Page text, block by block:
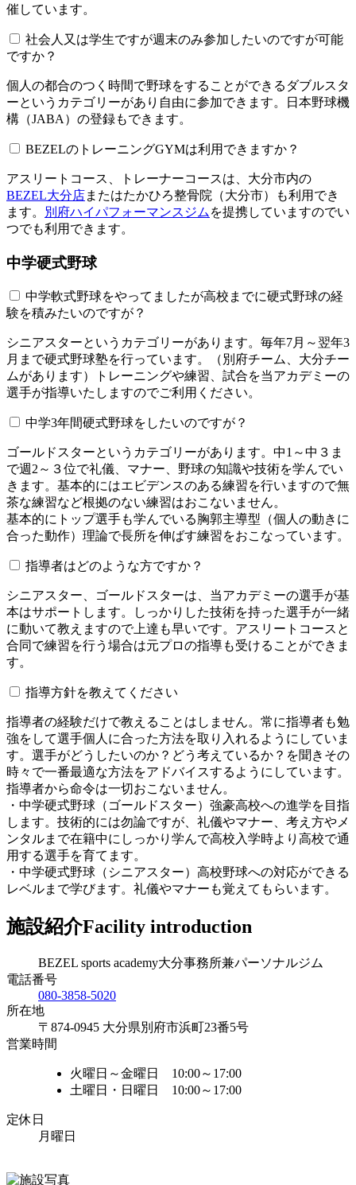
催しています。
社会人又は学生ですが週末のみ参加したいのですが可能
ですか？
個人の都合のつく時間で野球をすることができるダブルスタ
ーというカテゴリーがあり自由に参加できます。日本野球機
構（JABA）の登録もできます。
BEZELのトレーニングGYMは利用できますか？​​​​​
アスリートコース、トレーナーコースは、大分市内の
BEZEL大分店またはたかひろ整骨院（大分市）も利用でき
ます。
別府ハイパフォーマンスジム を提携していますのでい
つでも利用できます。
中学硬式野球
中学軟式野球をやってましたが高校までに硬式野球の経
験を積みたいのですが？
シニアスターというカテゴリーがあります。毎年7月～翌年3
月まで硬式野球塾を行っています。（別府チーム、大分チー
ムがあります）トレーニングや練習、試合を当アカデミーの
選手が指導いたしますのでご利用ください。
中学3年間硬式野球をしたいのですが？
ゴールドスターというカテゴリーがあります。中1～中３ま
で週2～３位で礼儀、マナー、野球の知識や技術を学んでい
きます。基本的にはエビデンスのある練習を行いますので無
茶な練習など根拠のない練習はおこないません。
基本的にトップ選手も学んでいる胸郭主導型（個人の動きに
合った動作）理論で長所を伸ばす練習をおこなっています。
指導者はどのような方ですか？
シニアスター、ゴールドスターは、当アカデミーの選手が基
本はサポートします。しっかりした技術を持った選手が一緒
に動いて教えますので上達も早いです。アスリートコースと
合同で練習を行う場合は元プロの指導も受けることができま
す。
指導方針を教えてください
指導者の経験だけで教えることはしません。常に指導者も勉
強をして選手個人に合った方法を取り入れるようにしていま
す。選手がどうしたいのか？どう考えているか？を聞きその
時々で一番最適な方法をアドバイスするようにしています。
指導者から命令は一切おこないません。
・中学硬式野球（ゴールドスター）強豪高校への進学を目指
します。技術的には勿論ですが、礼儀やマナー、考え方やメ
ンタルまで在籍中にしっかり学んで高校入学時より高校で通
用する選手を育てます。
・中学硬式野球（シニアスター）高校野球への対応ができる
レベルまで学びます。礼儀やマナーも覚えてもらいます。
施設紹介Facility introduction
BEZEL sports academy大分事務所兼パーソナルジム
電話番号
080-3858-5020
所在地
〒874-0945 大分県別府市浜町23番5号
営業時間
火曜日～金曜日 10:00～17:00
土曜日・日曜日 10:00～17:00
定休日
月曜日